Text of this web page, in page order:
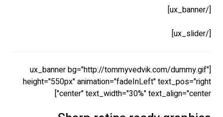
[/ux_banner]
[/ux_slider]
[ux_banner bg="http://tommyvedvik.com/dummy.gif"
height="550px" animation="fadeInLeft" text_pos="right
center" text_width="30%" text_align="center"]